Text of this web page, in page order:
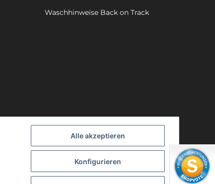
Alle akzeptieren
Konfigurieren
Waschhinweise Back on Track